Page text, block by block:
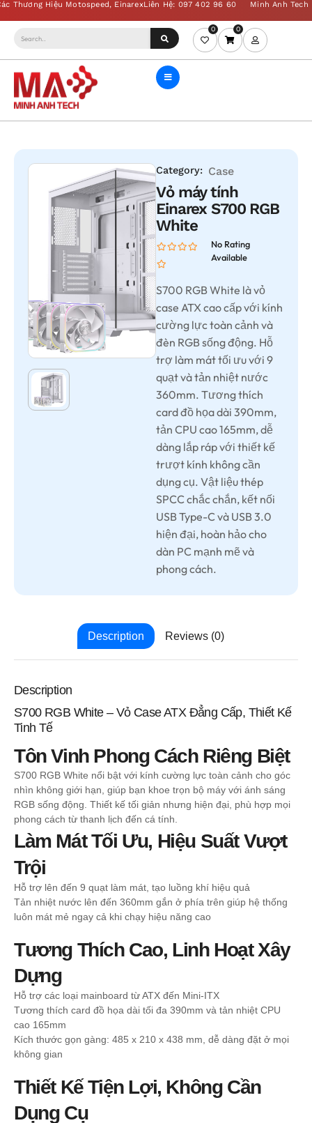
0 0
Category: Case
Vỏ máy tính
Einarex S700 RGB
White
No Rating
Available
S700 RGB White là vỏ
case ATX cao cấp với kính
cường lực toàn cảnh và
đèn RGB sống động. Hỗ
trợ làm mát tối ưu với 9
quạt và tản nhiệt nước
360mm. Tương thích
card đồ họa dài 390mm,
tản CPU cao 165mm, dễ
dàng lắp ráp với thiết kế
trượt kính không cần
dụng cụ. Vật liệu thép
SPCC chắc chắn, kết nối
USB Type-C và USB 3.0
hiện đại, hoàn hảo cho
dàn PC mạnh mẽ và
phong cách.
Description Reviews (0)
Description
S700 RGB White – Vỏ Case ATX Đẳng Cấp, Thiết Kế
Tinh Tế
Tôn Vinh Phong Cách Riêng Biệt
S700 RGB White nổi bật với kính cường lực toàn cảnh cho góc
nhìn không giới hạn, giúp bạn khoe trọn bộ máy với ánh sáng
RGB sống động. Thiết kế tối giản nhưng hiện đại, phù hợp mọi
phong cách từ thanh lịch đến cá tính.
Làm Mát Tối Ưu, Hiệu Suất Vượt
Trội
Hỗ trợ lên đến 9 quạt làm mát, tạo luồng khí hiệu quả
Tản nhiệt nước lên đến 360mm gắn ở phía trên giúp hệ thống
luôn mát mẻ ngay cả khi chạy hiệu năng cao
Tương Thích Cao, Linh Hoạt Xây
Dựng
Hỗ trợ các loại mainboard từ ATX đến Mini-ITX
Tương thích card đồ họa dài tối đa 390mm và tản nhiệt CPU
cao 165mm
Kích thước gọn gàng: 485 x 210 x 438 mm, dễ dàng đặt ở mọi
không gian
Thiết Kế Tiện Lợi, Không Cần
Dụng Cụ